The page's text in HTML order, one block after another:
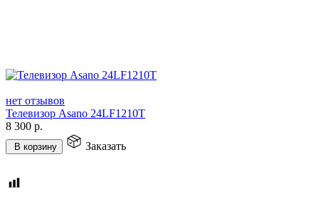
нет отзывов
Телевизор Asano 24LF1210T
8 300 р.
В корзину Заказать